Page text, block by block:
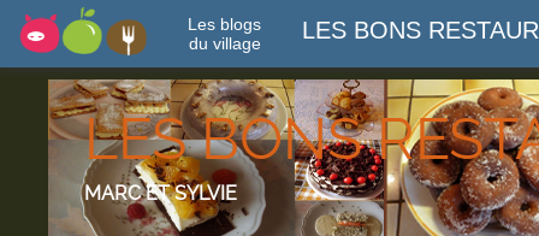
Les blogs
du village
LES BONS
LES BONS
MARC ET SYLVIE